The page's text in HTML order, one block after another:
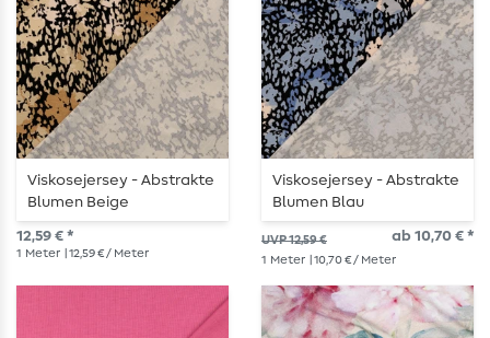
Viskosejersey - Abstrakte
Blumen Beige
12,59 € *
1 Meter | 12,59 € / Meter
Viskosejersey - Abstrakte
Blumen Blau
UVP 12,59 € ab 10,70 € *
1 Meter | 10,70 € / Meter